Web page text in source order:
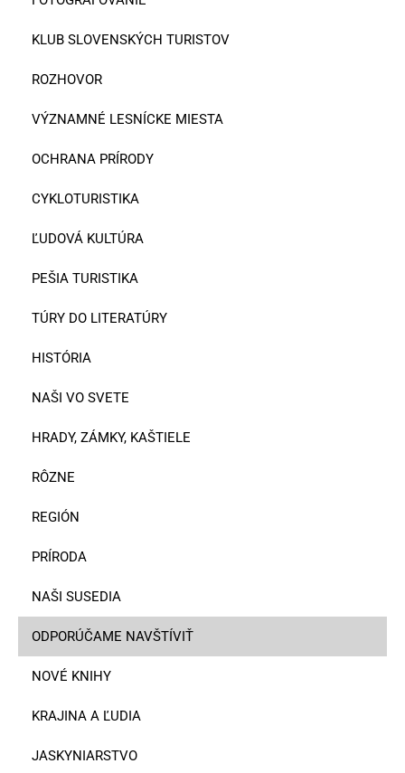
KLUB SLOVENSKÝCH TURISTOV
ROZHOVOR
VÝZNAMNÉ LESNÍCKE MIESTA
OCHRANA PRÍRODY
CYKLOTURISTIKA
ĽUDOVÁ KULTÚRA
PEŠIA TURISTIKA
TÚRY DO LITERATÚRY
HISTÓRIA
NAŠI VO SVETE
HRADY, ZÁMKY, KAŠTIELE
RÔZNE
REGIÓN
PRÍRODA
NAŠI SUSEDIA
ODPORÚČAME NAVŠTÍVIŤ
NOVÉ KNIHY
KRAJINA A ĽUDIA
JASKYNIARSTVO